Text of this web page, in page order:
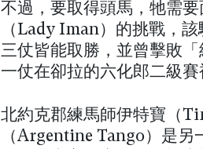
不過，要取得頭馬，牠需
（Lady Iman）的挑戰，
三仗皆能取勝，並曾擊敗
一仗在卻拉的六化郎二級
北約克郡練馬師伊特寶（
（Argentine Tango）是